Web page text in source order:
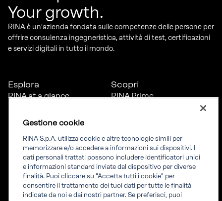
Your growth.
RINA è un'azienda fondata sulle competenze delle persone per
offrire consulenza ingegneristica, attività di test, certificazioni
e servizi digitali in tutto il mondo.
Esplora
RINA at a glance
inclusione
News
Progetti
Sostenibilità
Scopri
RINA Prime
Connettiti
Uffici
Informati
Informazioni legali
Gestione cookie
RINA S.p.A. utilizza cookie e altre tecnologie simili per
memorizzare e/o accedere a informazioni sui dispositivi. I
dati personali trattati possono includere identificatori unici
e informazioni standard inviate dal dispositivo per diverse
finalità. Puoi cliccare su "Accetta tutti i cookie" per
consentire il trattamento dei tuoi dati per tutte le finalità
indicate da noi e dai nostri partner. Se preferisci, puoi